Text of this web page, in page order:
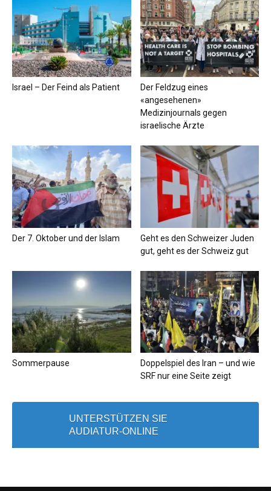
Israel – Der Feind als Patient
Der Feldzug eines
«angesehenen»
Medizinjournals gegen
israelische Ärzte
Der 7. Oktober und der Islam
Geht es den Schweizer Juden
gut, geht es der Schweiz gut
Sommerpause
Doppelspiel des Iran – und wie
SRF nur eine Seite zeigt
UNTERSTÜTZEN SIE
AUDIATUR-ONLINE